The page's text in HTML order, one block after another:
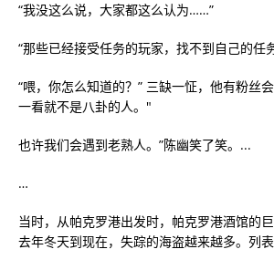
“我没这么说，大家都这么认为……”
“那些已经接受任务的玩家，找不到自己的任
“喂，你怎么知道的？” 三缺一怔，他有粉丝
一看就不是八卦的人。"
也许我们会遇到老熟人。”陈幽笑了笑。...
…
当时，从帕克罗港出发时，帕克罗港酒馆的
去年冬天到现在，失踪的海盗越来越多。列表